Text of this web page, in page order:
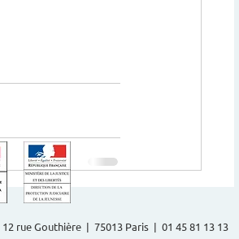
rue Gouthière | 75013 Paris | 01 45 81 13 13